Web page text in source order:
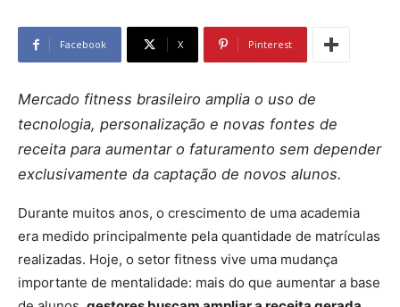
Facebook X Pinterest
Mercado fitness brasileiro amplia o uso de
tecnologia, personalização e novas fontes de
receita para aumentar o faturamento sem depender
exclusivamente da captação de novos alunos.
Durante muitos anos, o crescimento de uma academia
era medido principalmente pela quantidade de matrículas
realizadas. Hoje, o setor fitness vive uma mudança
importante de mentalidade: mais do que aumentar a base